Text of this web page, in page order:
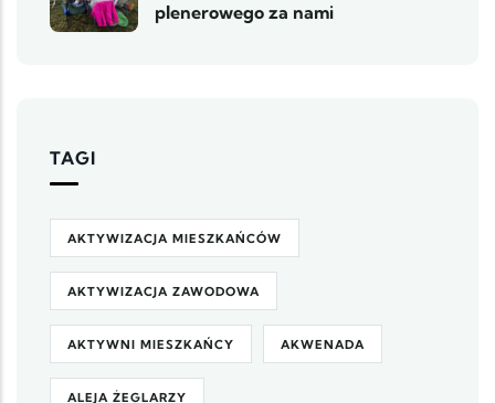
plenerowego za nami
TAGI
AKTYWIZACJA MIESZKAŃCÓW
AKTYWIZACJA ZAWODOWA
AKTYWNI MIESZKAŃCY AKWENADA
ALEJA ŻEGLARZY